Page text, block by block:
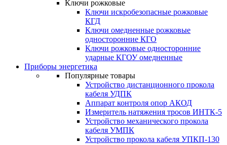
Ключи рожковые
Ключи искробезопасные рожковые
КГД
Ключи омедненные рожковые
односторонние КГО
Ключи рожковые односторонние
ударные КГОУ омедненные
Приборы энергетика
Популярные товары
Устройство дистанционного прокола
кабеля УДПК
Аппарат контроля опор АКОД
Измеритель натяжения тросов ИНТК-5
Устройство механического прокола
кабеля УМПК
Устройство прокола кабеля УПКП-130